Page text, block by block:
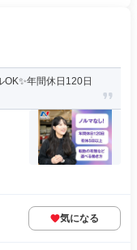
年間休日120日
気になる